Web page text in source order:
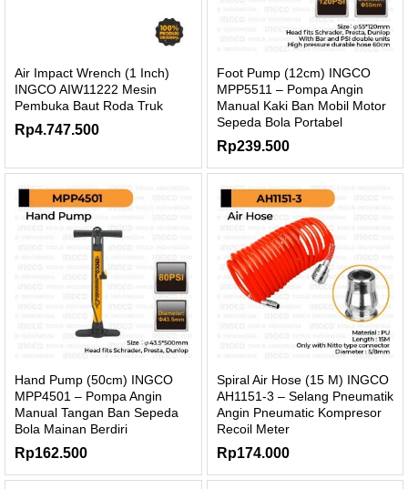
Air Impact Wrench (1 Inch)
INGCO AIW11222 Mesin
Pembuka Baut Roda Truk
Rp4.747.500
Foot Pump (12cm) INGCO
MPP5511 – Pompa Angin
Manual Kaki Ban Mobil Motor
Sepeda Bola Portabel
Rp239.500
Hand Pump (50cm) INGCO
MPP4501 – Pompa Angin
Manual Tangan Ban Sepeda
Bola Mainan Berdiri
Rp162.500
Spiral Air Hose (15 M) INGCO
AH1151-3 – Selang Pneumatik
Angin Pneumatic Kompresor
Recoil Meter
Rp174.000